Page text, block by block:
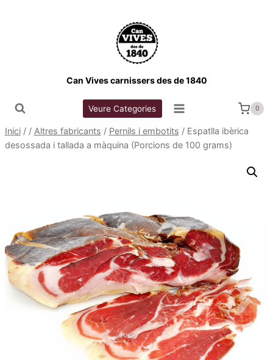
Can Vives carnissers des de 1840
Veure Categories 0
Inici / / Altres fabricants / Pernils i embotits / Espatlla ibèrica
desossada i tallada a màquina (Porcions de 100 grams)